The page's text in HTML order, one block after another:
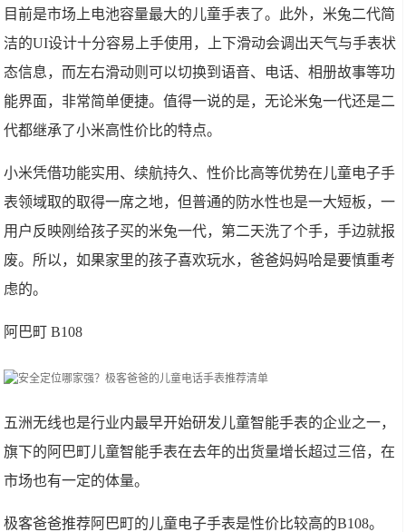
目前是市场上电池容量最大的儿童手表了。此外，米兔二代简
洁的UI设计十分容易上手使用，上下滑动会调出天气与手表状
态信息，而左右滑动则可以切换到语音、电话、相册故事等功
能界面，非常简单便捷。值得一说的是，无论米兔一代还是二
代都继承了小米高性价比的特点。
小米凭借功能实用、续航持久、性价比高等优势在儿童电子手
表领域取的取得一席之地，但普通的防水性也是一大短板，一
用户反映刚给孩子买的米兔一代，第二天洗了个手，手边就报
废。所以，如果家里的孩子喜欢玩水，爸爸妈妈哈是要慎重考
虑的。
阿巴町 B108
五洲无线也是行业内最早开始研发儿童智能手表的企业之一，
旗下的阿巴町儿童智能手表在去年的出货量增长超过三倍，在
市场也有一定的体量。
极客爸爸推荐阿巴町的儿童电子手表是性价比较高的B108。